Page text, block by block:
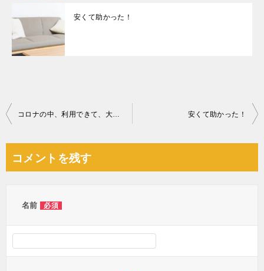
安くて助かった！
投
ビ
コロナの中、利用できて、大変助かりました。 安くて助かった！
コメントを残す
名前 必須